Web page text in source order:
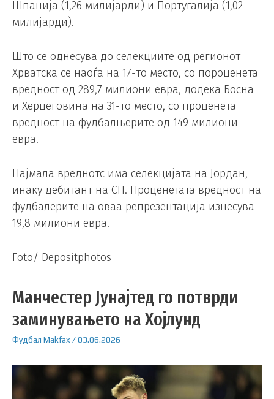
Шпанија (1,26 милијарди) и Португалија (1,02
милијарди).
Што се однесува до селекциите од регионот
Хрватска се наоѓа на 17-то место, со пороценета
вредност од 289,7 милиони евра, додека Босна
и Херцеговина на 31-то место, со проценета
вредност на фудбалњерите од 149 милиони
евра.
Најмала вреднотс има селекцијата на Јордан,
инаку дебитант на СП. Проценетата вредност на
фудбалерите на оваа репрезентација изнесува
19,8 милиони евра.
Foto/ Depositphotos
Манчестер Јунајтед го потврди
заминувањето на Хојлунд
Фудбал Makfax /03.06.2026